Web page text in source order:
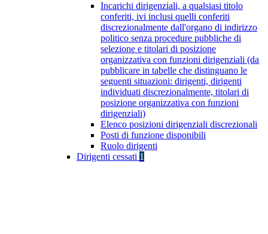
Incarichi dirigenziali, a qualsiasi titolo
conferiti, ivi inclusi quelli conferiti
discrezionalmente dall'organo di indirizzo
politico senza procedure pubbliche di
selezione e titolari di posizione
organizzativa con funzioni dirigenziali (da
pubblicare in tabelle che distinguano le
seguenti situazioni: dirigenti, dirigenti
individuati discrezionalmente, titolari di
posizione organizzativa con funzioni
dirigenziali)
Elenco posizioni dirigenziali discrezionali
Posti di funzione disponibili
Ruolo dirigenti
Dirigenti cessati 1